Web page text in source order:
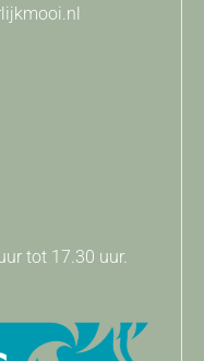
tot 17.30 uur.